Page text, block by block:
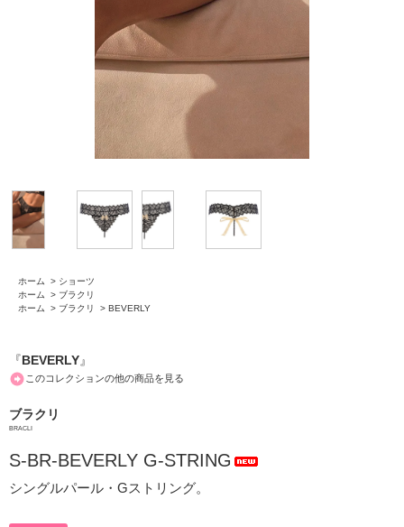
ホーム > ショーツ
ホーム
> ブラクリ
ホーム
> ブラクリ > BEVERLY
『BEVERLY』
このコレクションの他の商品を見る
ブラクリ
BRACLI
S-BR-BEVERLY G-STRING
シングルパール・Gストリング。